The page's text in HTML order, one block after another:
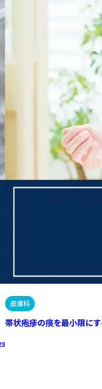
皮膚科
帯状疱疹の痕を最小限にす